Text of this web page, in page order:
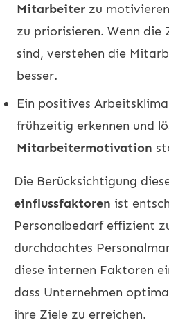
Mitarbeiter zu
zu priorisieren. Wenn die
sind, verstehen die
besser.
Ein positives
frühzeitig erkennen und
Mitarbeitermotivation
Die Berücksichtigung
einflussfaktoren ist
Personalbedarf effizient
durchdachtes
diese internen Faktoren
dass Unternehmen
ihre Ziele zu erreichen.